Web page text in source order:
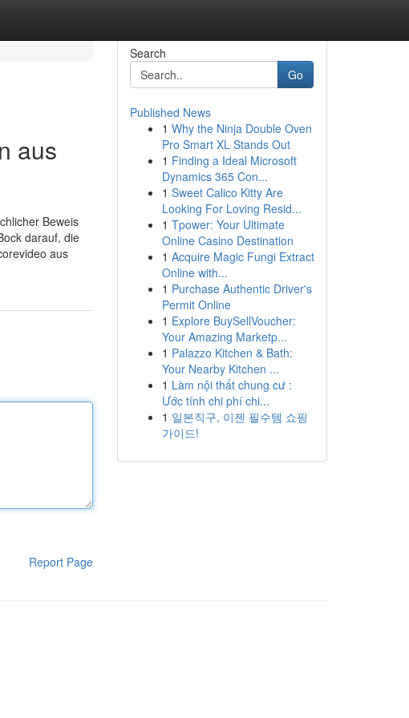
aus
Beweis
darauf, die
aus
Report Page
Search
Go
Published News
1 Why the Ninja Double Oven
Pro Smart XL Stands Out
1 Finding a Ideal Microsoft
Dynamics 365 Con...
1 Sweet Calico Kitty Are
Looking For Loving Resid...
1 Tpower: Your Ultimate
Online Casino Destination
1 Acquire Magic Fungi Extract
Online with...
1 Purchase Authentic Driver's
Permit Online
1 Explore BuySellVoucher:
Your Amazing Marketp...
1 Palazzo Kitchen & Bath:
Your Nearby Kitchen ...
1 Làm nội thất chung cư :
Ước tính chi phí chi...
1 일본직구, 이젠 필수템 쇼핑
가이드!